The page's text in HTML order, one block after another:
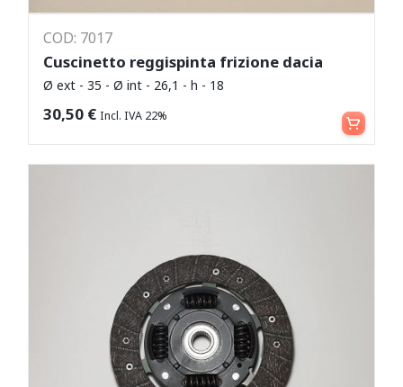
COD: 7017
Cuscinetto reggispinta frizione dacia
Ø ext - 35 - Ø int - 26,1 - h - 18
30,50 € Incl. IVA 22% Aggiungi al carrello